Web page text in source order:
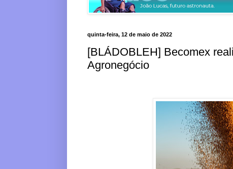
quinta-feira, 12 de maio de 2022
[BLÁDOBLEH] Becomex
Agronegócio